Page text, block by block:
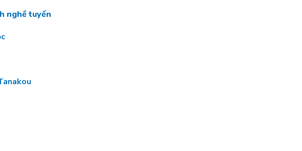
nghề tuyển